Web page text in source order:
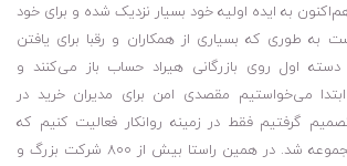
Shell Spirax S2A انتخابی مطمئن و حرفه‌ای
به ایده اولیه خود بسیار نزدیک شده و برای خود
به طوری که بسیاری از همکاران و رقبا برای یافتن
اول روی بازرگانی هیراد حساب باز می‌کنند و
می‌خواستیم مقصدی امن برای مدیران خرید در
گرفتیم فقط در زمینه روانکار فعالیت کنیم که
باعث رشد روزافزون مجموعه شد. در همین راستا بیش از 800 شرکت بزرگ و